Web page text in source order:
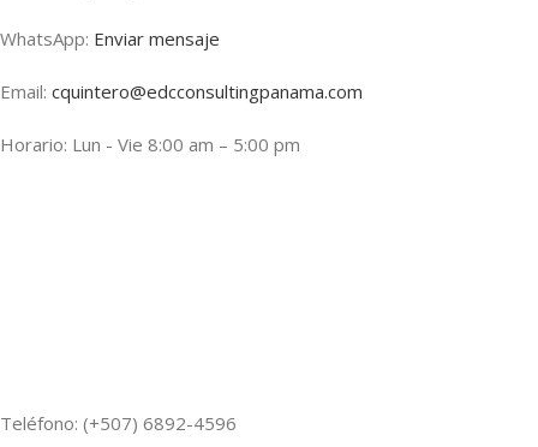
WhatsApp: Enviar mensaje
Email: cquintero@edcconsultingpanama.com
Horario: Lun - Vie 8:00 am – 5:00 pm
Teléfono: (+507) 6892-4596